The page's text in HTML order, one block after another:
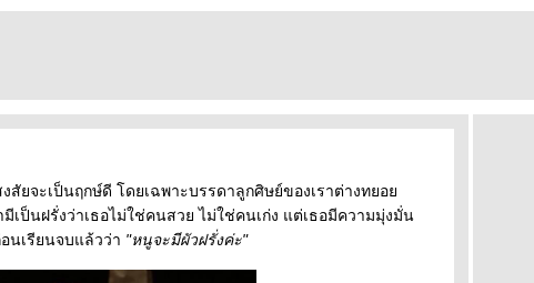
สัยจะเป็นฤกษ์ดี โดยเฉพาะบรรดาลูกศิษย์ของเราต่างทยอ
ป็นฝรั่งว่าเธอไม่ใช่คนสวย ไม่ใช่คนเก่ง แต่เธอมีความมุ่งมั่น
นเรียนจบแล้วว่า "หนูจะมีผัวฝรั่งค่ะ"